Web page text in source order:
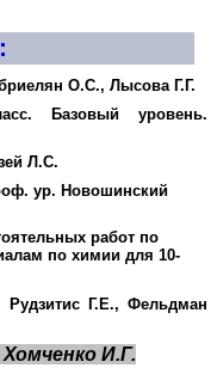
:
О.С., Лысова Г.Г.
Базовый уровень.
Л.С.
ур. Новошинский
работ по
по химии для 10-
Г.Е., Фельдман
Хомченко И.Г.